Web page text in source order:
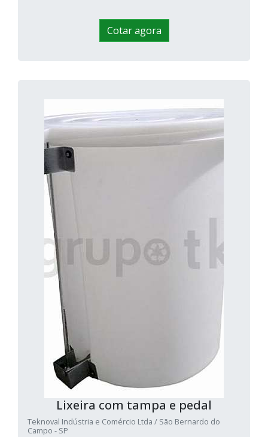
Cotar agora
Lixeira com tampa e pedal
Teknoval Indústria e Comércio Ltda / São Bernardo do
Campo - SP